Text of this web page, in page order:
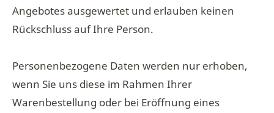
Angebotes ausgewertet und erlauben keinen
Rückschluss auf Ihre Person.
Personenbezogene Daten werden nur erhoben,
wenn Sie uns diese im Rahmen Ihrer
Warenbestellung oder bei Eröffnung eines